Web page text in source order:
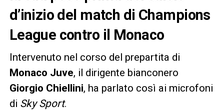
d’inizio del match di Champions
League contro il Monaco
Intervenuto nel corso del prepartita di
Monaco Juve, il dirigente bianconero
Giorgio Chiellini, ha parlato così ai microfoni
di Sky Sport.